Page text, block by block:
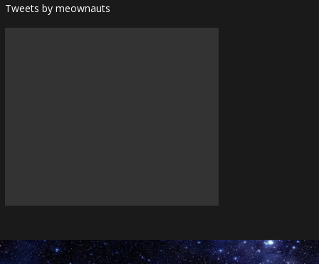
Tweets by meownauts